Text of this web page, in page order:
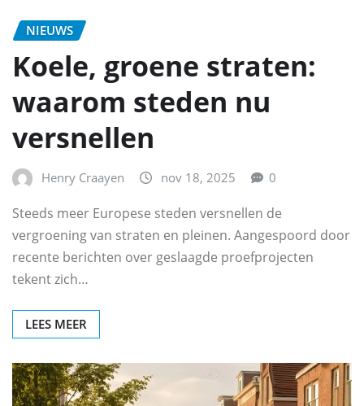
NIEUWS
Koele, groene straten:
waarom steden nu
versnellen
Henry Craayen nov 18, 2025 0
Steeds meer Europese steden versnellen de
vergroening van straten en pleinen. Aangespoord door
recente berichten over geslaagde proefprojecten
tekent zich…
LEES MEER